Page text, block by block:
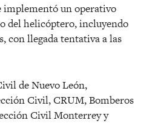
implementó un operativo
del helicóptero, incluyendo
con llegada tentativa a las
de Nuevo León,
Civil, CRUM, Bomberos
Civil Monterrey y